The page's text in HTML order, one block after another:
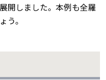
開しました。本例も全羅
う。